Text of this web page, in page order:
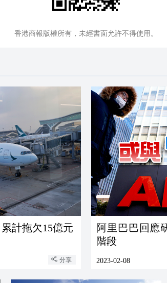
香港商報版權所有，未經書面允許不得使用。
計拖欠15億元
分享
阿里巴巴回應
階段
2023-02-08